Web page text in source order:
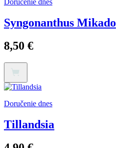
Doručenie dnes
Syngonanthus Mikado
8,50 €
Doručenie dnes
Tillandsia